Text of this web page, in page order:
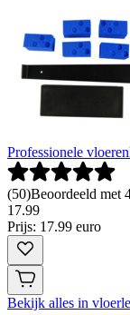
Professionele
(50)Beoordeeld met
17.99
Prijs: 17.99 euro
Bekijk alles in